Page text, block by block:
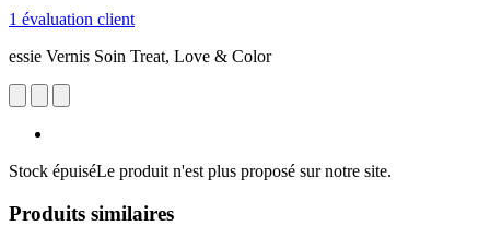
1 évaluation client
essie Vernis Soin Treat, Love & Color
Stock épuiséLe produit n'est plus proposé sur notre site.
Produits similaires